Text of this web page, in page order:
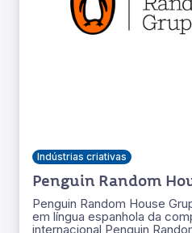
Indústrias criativas
Penguin Random
Penguin Random House
em língua espanhola da
internacional Penguin